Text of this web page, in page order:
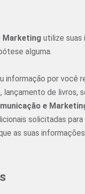
Marketing utilize suas
alguma.
informação por
de
e
solicitadas
as suas